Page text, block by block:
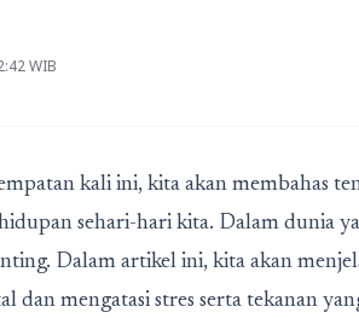
WIB
kali ini, kita akan membahas
sehari-hari kita. Dalam dunia
Dalam artikel ini, kita akan
dan mengatasi stres serta tekanan